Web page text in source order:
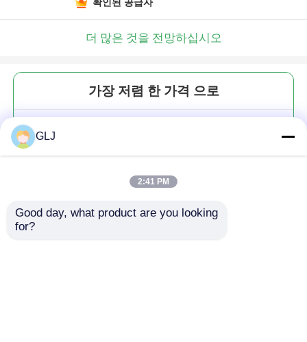
더 많은 것을 전망하십시오
가장 저렴 한 가격 으로
GLJ
2:41 PM
Good day, what product are you looking
for?